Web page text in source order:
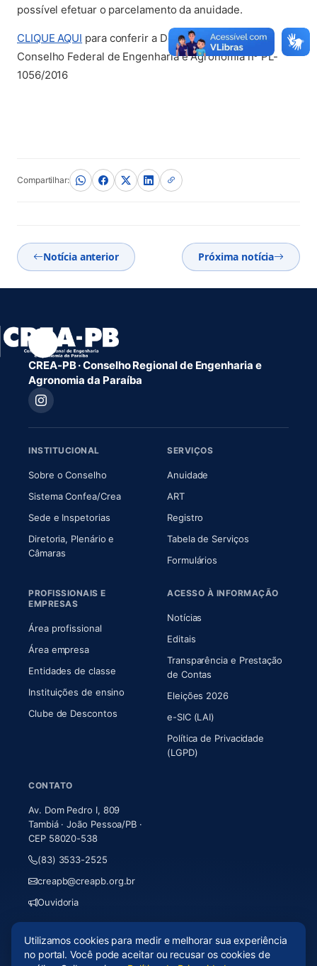
possível efetuar o parcelamento da anuidade.
CLIQUE AQUI para conferir a Decisão Plenária do
Conselho Federal de Engenharia e Agronomia nº PL-
1056/2016
Compartilhar:
Notícia anterior Próxima notícia
CREA-PB · Conselho Regional de Engenharia e
Agronomia da Paraíba
INSTITUCIONAL
Sobre o Conselho(abre em nova aba)
Sistema Confea/Crea(abre em nova aba)
Sede e Inspetorias
Diretoria, Plenário e
Câmaras(abre em nova aba)
SERVIÇOS
Anuidade
ART(abre em nova aba)
Registro
Tabela de Serviços
Formulários
PROFISSIONAIS E
EMPRESAS
Área profissional
Área empresa
Entidades de classe
Instituições de ensino
Clube de Descontos
ACESSO À INFORMAÇÃO
Notícias
Editais
Transparência e Prestação
de Contas
Eleições 2026
e-SIC (LAI)
Política de Privacidade
(LGPD)
CONTATO
Av. Dom Pedro I, 809
Tambiá · João Pessoa/PB ·
CEP 58020-538
(83) 3533-2525
creapb@creapb.org.br
Ouvidoria
© 2026 CREA-PB · Todos os direitos reservados
Acessibilidade
Mapa do site· LGPD
Utilizamos cookies para medir e melhorar sua experiência
no portal. Você pode aceitar ou recusar os cookies de